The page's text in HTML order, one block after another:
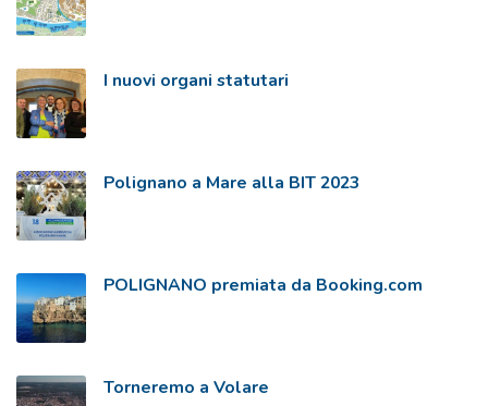
I nuovi organi statutari
Polignano a Mare alla BIT 2023
POLIGNANO premiata da Booking.com
Torneremo a Volare